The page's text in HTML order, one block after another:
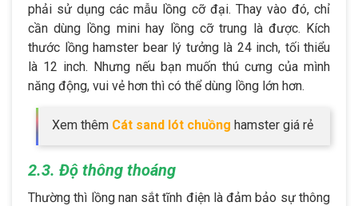
phải sử dụng các mẫu lồng cỡ đại. Thay vào đó, chỉ
cần dùng lồng mini hay lồng cỡ trung là được. Kích
thước lồng hamster bear lý tưởng là 24 inch, tối thiểu
là 12 inch. Nhưng nếu bạn muốn thú cưng của mình
năng động, vui vẻ hơn thì có thể dùng lồng lớn hơn.
Xem thêm Cát sand lót chuồng hamster giá rẻ
2.3. Độ thông thoáng
Thường thì lồng nan sắt tĩnh điện là đảm bảo sự thông